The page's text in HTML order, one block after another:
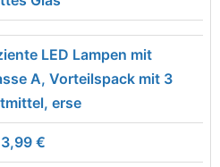
LED Lampen mit
A, Vorteilspack mit 3
erse
€